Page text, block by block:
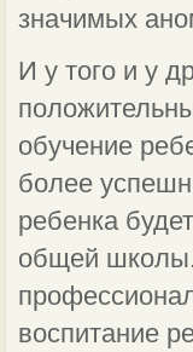
значимых
И у того и у
обучение
более
ребенка
общей
воспитание